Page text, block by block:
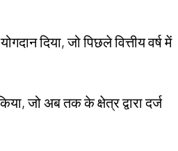
दिया, जो पिछले वित्तीय वर्ष में
जो अब तक के क्षेत्र द्वारा दर्ज